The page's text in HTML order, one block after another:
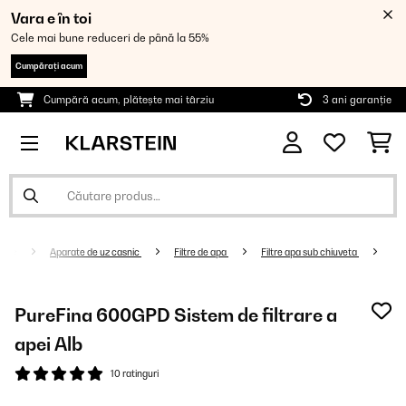
Vara e în toi
Cele mai bune reduceri de până la 55%
Cumpărați acum
Cumpără acum, plătește mai târziu 3 ani garanție
Aparate de uz casnic Filtre de apa Filtre apa sub chiuveta
PureFina 600GPD Sistem de filtrare a
apei Alb
10 ratinguri